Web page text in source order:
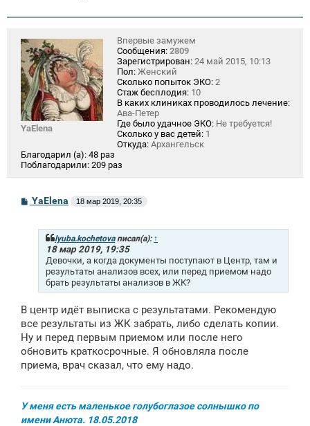
YaElena
Впервые замужем
Сообщения: 2809
Зарегистрирован: 24 май 2015, 10:13
Пол: Женский
Сколько попыток ЭКО: 2
Стаж бесплодия: 10
В каких клиниках проводилось лечение:
Ава-Петер
Где было удачное ЭКО: Не требуется!
Сколько у вас детей: 1
Откуда: Архангельск
Благодарил (а): 48 раз
Поблагодарили: 209 раз
С
о
YaElena 18 мар 2019, 20:35
lyuba.kochetovaписал(а): ↑
18 мар 2019, 19:35
Девочки, а когда документы поступают в Центр, там и
результаты анализов всех, или перед приемом надо
брать результаты анализов в ЖК?
В центр идёт выписка с результатами. Рекомендую
все результаты из ЖК забрать, либо сделать копии.
Ну и перед первым приемом или после него
обновить краткосрочные. Я обновляла после
приема, врач сказал, что ему надо.
У меня есть маленькое голубоглазое солнышко по
имени Анюта. 18.05.2018